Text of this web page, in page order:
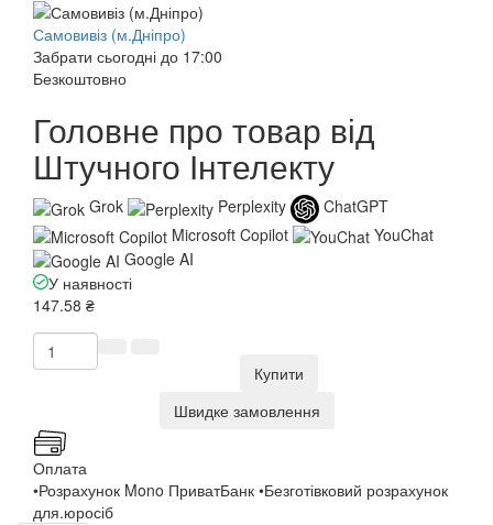
Самовивіз (м.Дніпро)
Забрати сьогодні до 17:00
Безкоштовно
Головне про товар від
Штучного Інтелекту
Grok Perplexity
ChatGPT
Microsoft Copilot
YouChat
Google AI
У наявності
147.58 ₴
Купити
Швидке замовлення
Оплата
•Розрахунок Mono ПриватБанк •Безготівковий розрахунок
для.юросіб